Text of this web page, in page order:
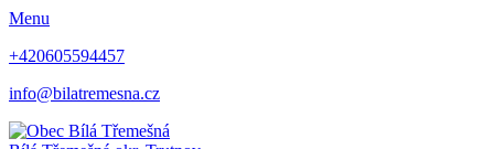
Menu
+420605594457
info@bilatremesna.cz